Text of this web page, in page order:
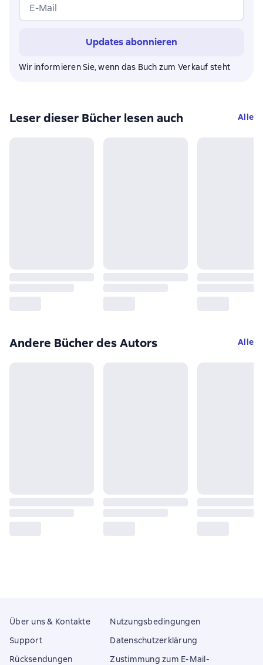
E-Mail
Updates abonnieren
Wir informieren Sie, wenn das Buch zum Verkauf steht
Leser dieser Bücher lesen auch Alle
Andere Bücher des Autors Alle
Über uns & Kontakte
Support
Rücksendungen
Nutzungsbedingungen
Datenschutzerklärung
Zustimmung zum E-Mail-